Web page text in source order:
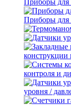
Приборы для
Приборы для
контроля и
уровня /